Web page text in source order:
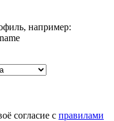
например:
согласие с правилами